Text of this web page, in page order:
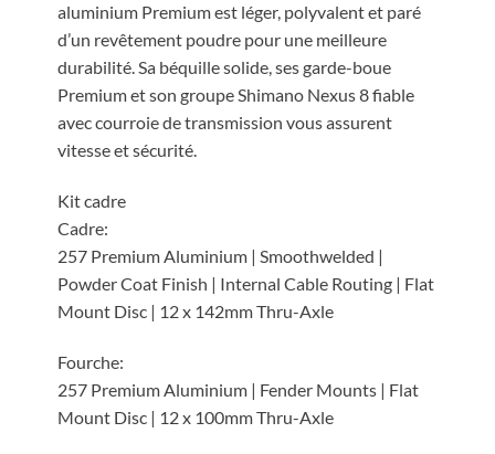
aluminium Premium est léger, polyvalent et paré
d’un revêtement poudre pour une meilleure
durabilité. Sa béquille solide, ses garde-boue
Premium et son groupe Shimano Nexus 8 fiable
avec courroie de transmission vous assurent
vitesse et sécurité.
Kit cadre
Cadre:
257 Premium Aluminium | Smoothwelded |
Powder Coat Finish | Internal Cable Routing | Flat
Mount Disc | 12 x 142mm Thru-Axle
Fourche:
257 Premium Aluminium | Fender Mounts | Flat
Mount Disc | 12 x 100mm Thru-Axle